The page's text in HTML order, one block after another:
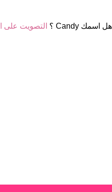
هل اسمك Candy ؟ التصويت على